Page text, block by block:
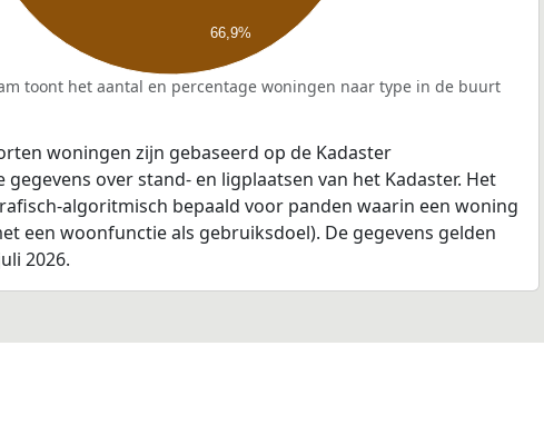
66,9%
toont het aantal en percentage woningen naar type in de buurt
woningen zijn gebaseerd op de Kadaster
over stand- en ligplaatsen van het Kadaster. Het
algoritmisch bepaald voor panden waarin een woning
een woonfunctie als gebruiksdoel). De gegevens gelden
2026.